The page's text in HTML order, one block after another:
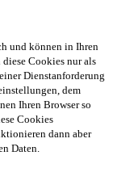
und können in Ihren
Cookies nur als
Dienstanforderung
dem
Ihren Browser so
Cookies
dann aber
Daten.